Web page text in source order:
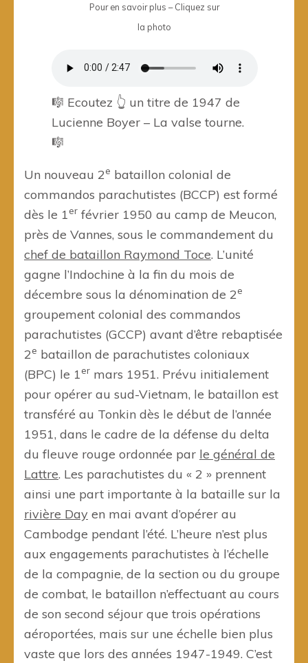
Pour en savoir plus – Cliquez sur
la photo
🎼 Ecoutez 👆 un titre de 1947 de
Lucienne Boyer – La valse tourne.
🎼
Un nouveau 2e bataillon colonial de
commandos parachutistes (BCCP) est formé
dès le 1er février 1950 au camp de Meucon,
près de Vannes, sous le commandement du
chef de bataillon Raymond Toce. L’unité
gagne l’Indochine à la fin du mois de
décembre sous la dénomination de 2e
groupement colonial des commandos
parachutistes (GCCP) avant d’être rebaptisée
2e bataillon de parachutistes coloniaux
(BPC) le 1er mars 1951. Prévu initialement
pour opérer au sud-Vietnam, le bataillon est
transféré au Tonkin dès le début de l’année
1951, dans le cadre de la défense du delta
du fleuve rouge ordonnée par le général de
Lattre. Les parachutistes du « 2 » prennent
ainsi une part importante à la bataille sur la
rivière Day en mai avant d’opérer au
Cambodge pendant l’été. L’heure n’est plus
aux engagements parachutistes à l’échelle
de la compagnie, de la section ou du groupe
de combat, le bataillon n’effectuant au cours
de son second séjour que trois opérations
aéroportées, mais sur une échelle bien plus
vaste que lors des années 1947-1949. C’est